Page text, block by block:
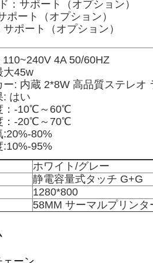
：サポート（オプション）
ポート（オプション）
サポート（オプション）
110~240V 4A 50/60HZ
大45w
ー: 内蔵 2*8W 高品質ステレオ
: はい
：-10℃～60℃
：-20℃～70℃
:20%-80%
:10%-95%
ホワイト/グレー
静電容量式タッチ G+G
1280*800
58MM サーマルプリンタ